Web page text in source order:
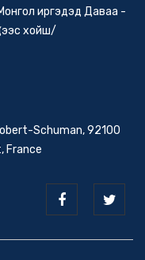
иргэдэд Даваа -
хойш/
Schuman, 92100
France